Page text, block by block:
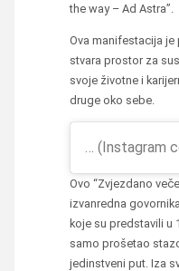
the way – Ad Astra”.
Ova manifestacija
stvara prostor za
svoje životne i
druge oko sebe.
… (Instagram
Ovo “Zvjezdano
izvanredna
koje su predstavili u
samo prošetao
jedinstveni put. Iza